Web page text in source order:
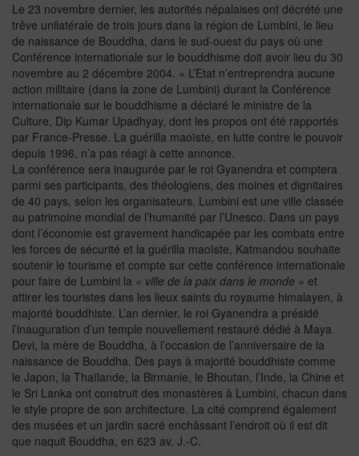
Le 23 novembre dernier, les autorités népalaises ont décrété une
trêve unilatérale de trois jours dans la région de Lumbini, le lieu
de naissance de Bouddha, dans le sud-ouest du pays où une
Conférence internationale sur le bouddhisme doit avoir lieu du 30
novembre au 2 décembre 2004. « L’Etat n’entreprendra aucune
action militaire (dans la zone de Lumbini) durant la Conférence
internationale sur le bouddhisme a déclaré le ministre de la
Culture, Dip Kumar Upadhyay, dont les propos ont été rapportés
par France-Presse. La guérilla maoïste, en lutte contre le pouvoir
depuis 1996, n’a pas réagi à cette annonce.
La conférence sera inaugurée par le roi Gyanendra et comptera
parmi ses participants, des théologiens, des moines et dignitaires
de 40 pays, selon les organisateurs. Lumbini est une ville classée
au patrimoine mondial de l’humanité par l’Unesco. Dans un pays
dont l’économie est gravement handicapée par les combats entre
les forces de sécurité et la guérilla maoïste, Katmandou souhaite
soutenir le tourisme et compte sur cette conférence internationale
pour faire de Lumbini la « ville de la paix dans le monde » et
attirer les touristes dans les lieux saints du royaume himalayen, à
majorité bouddhiste. L’an dernier, le roi Gyanendra a présidé
l’inauguration d’un temple nouvellement restauré dédié à Maya
Devi, la mère de Bouddha, à l’occasion de l’anniversaire de la
naissance de Bouddha. Des pays à majorité bouddhiste comme
le Japon, la Thaïlande, la Birmanie, le Bhoutan, l’Inde, la Chine et
le Sri Lanka ont construit des monastères à Lumbini, chacun dans
le style propre de son architecture. La cité comprend également
des musées et un jardin sacré enchâssant l’endroit où il est dit
que naquit Bouddha, en 623 av. J.-C.